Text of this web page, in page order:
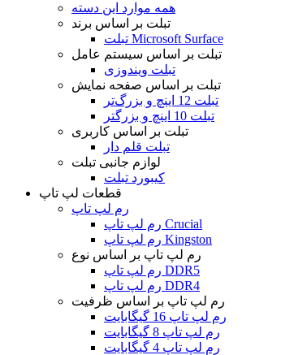
همه موارد این دسته
تبلت بر اساس برند
تبلت Microsoft Surface
تبلت بر اساس سیستم عامل
تبلت ویندوزی
تبلت بر اساس صفحه نمایش
تبلت 12 اینچ و بزرگ‌تر
تبلت 10 اینچ و بزرگتر
تبلت بر اساس کاربری
تبلت قلم دار
لوازم جانبی تبلت
کیبورد تبلت
قطعات لپ تاپ
رم لپ تاپ
رم لپ تاپ Crucial
رم لپ تاپ Kingston
رم لپ تاپ بر اساس نوع
رم لپ تاپ DDR5
رم لپ تاپ DDR4
رم لپ تاپ بر اساس ظرفیت
رم لپ تاپ 16 گیگابایت
رم لپ تاپ 8 گیگابایت
رم لپ تاپ 4 گیگابایت